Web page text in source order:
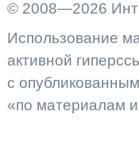
© 2008—2026
Использование
активной
с
«по материалам